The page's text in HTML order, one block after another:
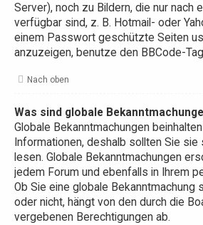
Server), noch zu Bildern, die nur nach
verfügbar sind, z. B. Hotmail- oder
einem Passwort geschützte Seiten
anzuzeigen, benutze den BBCode-Tag
Nach oben
Was sind globale
Globale Bekanntmachungen
Informationen, deshalb sollten Sie sie
lesen. Globale Bekanntmachungen
jedem Forum und ebenfalls in Ihrem
Ob Sie eine globale Bekanntmachung
oder nicht, hängt von den durch die
vergebenen Berechtigungen ab.